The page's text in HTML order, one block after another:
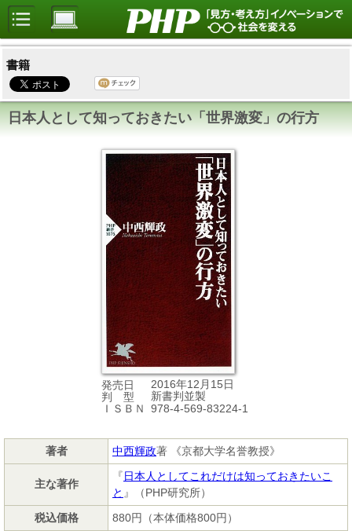
書籍
日本人として知っておきたい「世界激変」の行方
発売日
2016年12月15日
判 型
新書判並製
ＩＳＢＮ
978-4-569-83224-1
著者 中西輝政著 《京都大学名誉教授》
主な著作
『日本人としてこれだけは知っておきたいこ
と 』（PHP研究所）
税込価格
880円（本体価格800円）